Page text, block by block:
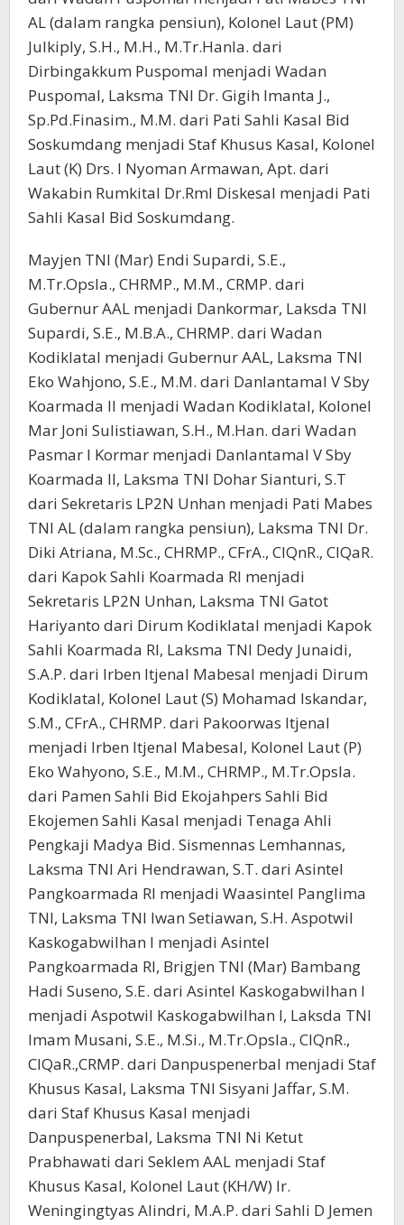
AL (dalam rangka pensiun), Kolonel Laut (PM)
Julkiply, S.H., M.H., M.Tr.Hanla. dari
Dirbingakkum Puspomal menjadi Wadan
Puspomal, Laksma TNI Dr. Gigih Imanta J.,
Sp.Pd.Finasim., M.M. dari Pati Sahli Kasal Bid
Soskumdang menjadi Staf Khusus Kasal, Kolonel
Laut (K) Drs. I Nyoman Armawan, Apt. dari
Wakabin Rumkital Dr.Rml Diskesal menjadi Pati
Sahli Kasal Bid Soskumdang.
Mayjen TNI (Mar) Endi Supardi, S.E.,
M.Tr.Opsla., CHRMP., M.M., CRMP. dari
Gubernur AAL menjadi Dankormar, Laksda TNI
Supardi, S.E., M.B.A., CHRMP. dari Wadan
Kodiklatal menjadi Gubernur AAL, Laksma TNI
Eko Wahjono, S.E., M.M. dari Danlantamal V Sby
Koarmada II menjadi Wadan Kodiklatal, Kolonel
Mar Joni Sulistiawan, S.H., M.Han. dari Wadan
Pasmar I Kormar menjadi Danlantamal V Sby
Koarmada II, Laksma TNI Dohar Sianturi, S.T
dari Sekretaris LP2N Unhan menjadi Pati Mabes
TNI AL (dalam rangka pensiun), Laksma TNI Dr.
Diki Atriana, M.Sc., CHRMP., CFrA., CIQnR., CIQaR.
dari Kapok Sahli Koarmada RI menjadi
Sekretaris LP2N Unhan, Laksma TNI Gatot
Hariyanto dari Dirum Kodiklatal menjadi Kapok
Sahli Koarmada RI, Laksma TNI Dedy Junaidi,
S.A.P. dari Irben Itjenal Mabesal menjadi Dirum
Kodiklatal, Kolonel Laut (S) Mohamad Iskandar,
S.M., CFrA., CHRMP. dari Pakoorwas Itjenal
menjadi Irben Itjenal Mabesal, Kolonel Laut (P)
Eko Wahyono, S.E., M.M., CHRMP., M.Tr.Opsla.
dari Pamen Sahli Bid Ekojahpers Sahli Bid
Ekojemen Sahli Kasal menjadi Tenaga Ahli
Pengkaji Madya Bid. Sismennas Lemhannas,
Laksma TNI Ari Hendrawan, S.T. dari Asintel
Pangkoarmada RI menjadi Waasintel Panglima
TNI, Laksma TNI Iwan Setiawan, S.H. Aspotwil
Kaskogabwilhan I menjadi Asintel
Pangkoarmada RI, Brigjen TNI (Mar) Bambang
Hadi Suseno, S.E. dari Asintel Kaskogabwilhan I
menjadi Aspotwil Kaskogabwilhan I, Laksda TNI
Imam Musani, S.E., M.Si., M.Tr.Opsla., CIQnR.,
CIQaR.,CRMP. dari Danpuspenerbal menjadi Staf
Khusus Kasal, Laksma TNI Sisyani Jaffar, S.M.
dari Staf Khusus Kasal menjadi
Danpuspenerbal, Laksma TNI Ni Ketut
Prabhawati dari Seklem AAL menjadi Staf
Khusus Kasal, Kolonel Laut (KH/W) Ir.
Weningingtyas Alindri, M.A.P. dari Sahli D Jemen